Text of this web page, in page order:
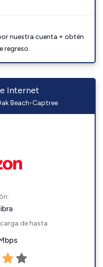
nuestra cuenta + obtén
regreso.
Internet
Beach-Captree
de hasta